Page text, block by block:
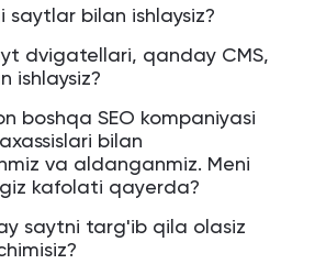
saytlar bilan ishlaysiz?
dvigatellari, qanday CMS,
ishlaysiz?
boshqa SEO kompaniyasi
bilan
va aldanganmiz. Meni
kafolati qayerda?
saytni targ'ib qila olasiz